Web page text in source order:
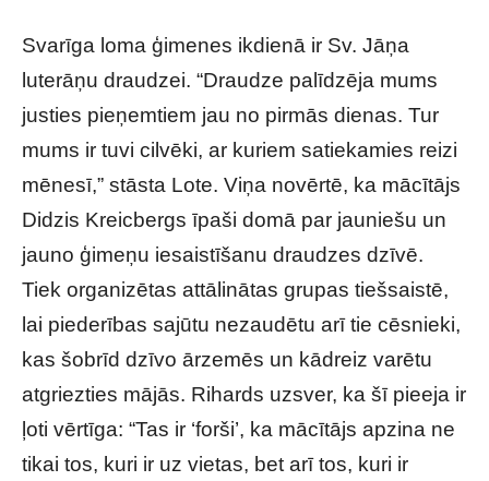
Svarīga loma ģimenes ikdienā ir Sv. Jāņa
luterāņu draudzei. “Draudze palīdzēja mums
justies pieņemtiem jau no pirmās dienas. Tur
mums ir tuvi cilvēki, ar kuriem satiekamies reizi
mēnesī,” stāsta Lote. Viņa novērtē, ka mācītājs
Didzis Kreicbergs īpaši domā par jauniešu un
jauno ģimeņu iesaistīšanu draudzes dzīvē.
Tiek organizētas attālinātas grupas tiešsaistē,
lai piederības sajūtu nezaudētu arī tie cēsnieki,
kas šobrīd dzīvo ārzemēs un kādreiz varētu
atgriezties mājās. Rihards uzsver, ka šī pieeja ir
ļoti vērtīga: “Tas ir ‘forši’, ka mācītājs apzina ne
tikai tos, kuri ir uz vietas, bet arī tos, kuri ir